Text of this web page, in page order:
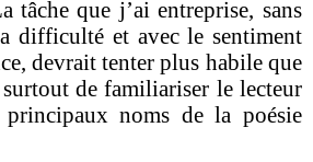
tâche que j’ai entreprise, sans
difficulté et avec le sentiment
devrait tenter plus habile que
de familiariser le lecteur
principaux noms de la poésie